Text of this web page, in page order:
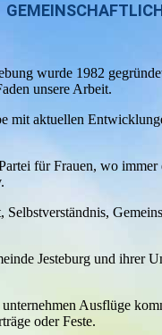
wurde 1982
unsere Arbeit.
mit aktuellen
für Frauen, wo immer
Jesteburg und ihrer
Ausflüge
oder Feste.